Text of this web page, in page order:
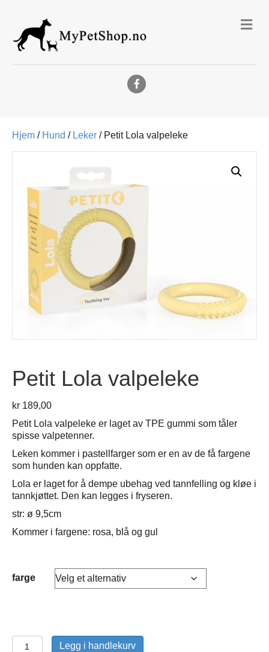
Facebook
Hjem / Hund / Leker / Petit Lola valpeleke
Petit Lola valpeleke
kr 189,00
Petit Lola valpeleke er laget av TPE gummi som tåler
spisse valpetenner.
Leken kommer i pastellfarger som er en av de få fargene
som hunden kan oppfatte.
Lola er laget for å dempe ubehag ved tannfelling og kløe i
tannkjøttet. Den kan legges i fryseren.
str: ø 9,5cm
Kommer i fargene: rosa, blå og gul
farge
Petit
Legg i handlekurv